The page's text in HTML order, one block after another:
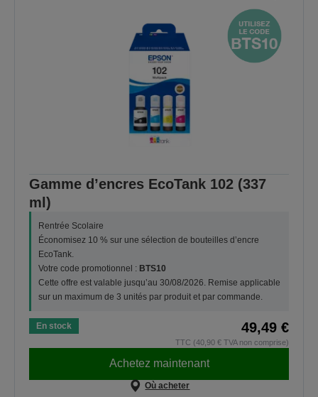
Gamme d’encres EcoTank 102 (337
ml)
Rentrée Scolaire
Économisez 10 % sur une sélection de bouteilles d’encre
EcoTank.
Votre code promotionnel : BTS10
Cette offre est valable jusqu’au 30/08/2026. Remise applicable
sur un maximum de 3 unités par produit et par commande.
En stock 49,49 €
TTC (40,90 € TVA non comprise)
Achetez maintenant
Où acheter